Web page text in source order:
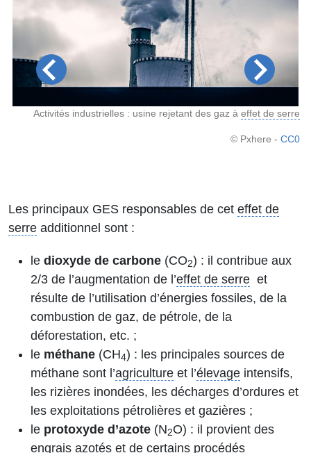
Activités industrielles : usine rejetant des gaz à effet de serre
© Pxhere - CC0
Les principaux GES responsables de cet effet de
serre additionnel sont :
le dioxyde de carbone (CO2) : il contribue aux
2/3 de l’augmentation de l’effet de serre et
résulte de l’utilisation d’énergies fossiles, de la
combustion de gaz, de pétrole, de la
déforestation, etc. ;
le méthane (CH4) : les principales sources de
méthane sont l’agriculture et l’élevage intensifs,
les rizières inondées, les décharges d’ordures et
les exploitations pétrolières et gazières ;
le protoxyde d’azote (N2O) : il provient des
engrais azotés et de certains procédés